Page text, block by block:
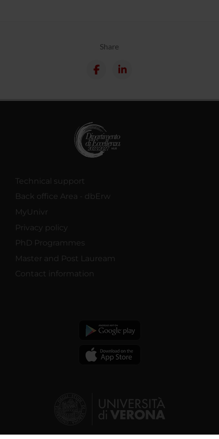
Share
Technical support
Back office Area - dbErw
MyUnivr
Privacy policy
PhD Programmes
Master and Post Lauream
Contact information